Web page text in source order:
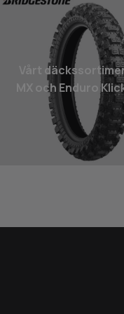
Vårt
MX och Enduro